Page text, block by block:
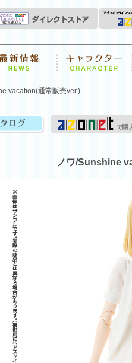
vacation(通常販売ver.)
ノワ/Sunshine